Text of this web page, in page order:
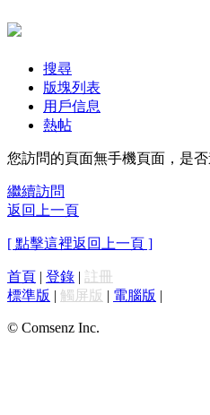
搜尋
版塊列表
用戶信息
熱帖
您訪問的頁面無手機頁面，是
繼續訪問
返回上一頁
[ 點擊這裡返回上一頁 ]
首頁 | 登錄 | 註冊
標準版 | 觸屏版 | 電腦版 |
© Comsenz Inc.